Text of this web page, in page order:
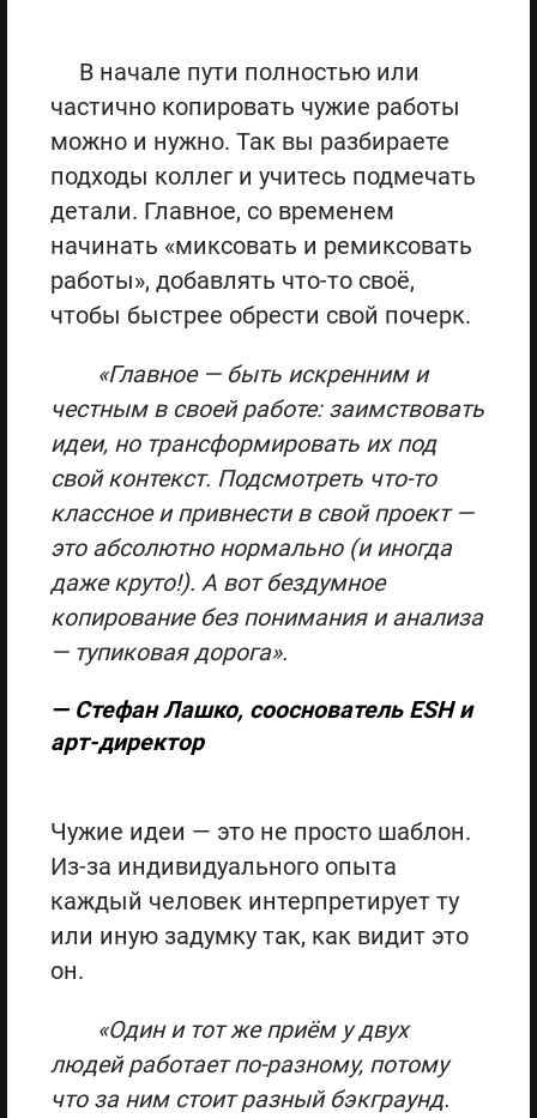
В начале пути полностью или
частично копировать чужие работы
можно и нужно. Так вы разбираете
подходы коллег и учитесь подмечать
детали. Главное, со временем
начинать «миксовать и ремиксовать
работы», добавлять что-то своё,
чтобы быстрее обрести свой почерк.
«Главное — быть искренним и
честным в своей работе: заимствовать
идеи, но трансформировать их под
свой контекст. Подсмотреть что‑то
классное и привнести в свой проект —
это абсолютно нормально (и иногда
даже круто!). А вот бездумное
копирование без понимания и анализа
— тупиковая дорога».
— Стефан Лашко, сооснователь ESH и
арт-директор
Чужие идеи — это не просто шаблон.
Из-за индивидуального опыта
каждый человек интерпретирует ту
или иную задумку так, как видит это
он.
«Один и тот же приём у двух
людей работает по-разному, потому
что за ним стоит разный бэкграунд.